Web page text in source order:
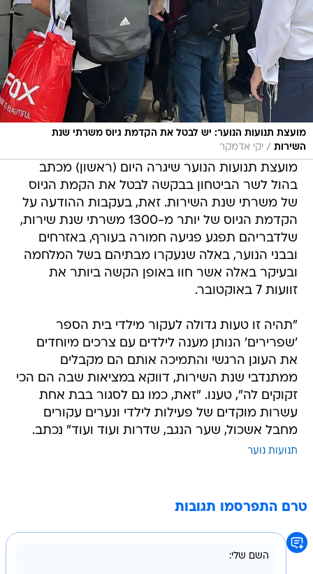
מועצת תנועות הנוער: יש לבטל את הקדמת גיוס משרתי שנת
השירות / יקי אדמקר
מועצת תנועות הנוער שיגרה היום (ראשון) מכתב
בהול לשר הביטחון בבקשה לבטל את הקמת הגיוס
של משרתי שנת השירות. זאת, בעקבות ההודעה על
הקדמת הגיוס של יותר מ-1300 משרתי שנת שירות,
שלדבריהם תפגע פגיעה חמורה בעורף, באזרחים
ובבני הנוער, באלה שנעקרו מבתיהם בשל המלחמה
ובעיקר באלה אשר חוו באופן הקשה ביותר את
זוועות 7 באוקטובר.
"תהיה זו טעות גדולה לעקור מילדי בית הספר
'שפרירים' הנותן מענה לילדים עם צרכים מיוחדים
את העוגן הרגשי והתמיכה אותם הם מקבלים
ממתנדבי שנת השירות, דווקא במציאות שבה הם הכי
זקוקים לה", טענו. "זאת, כמו גם לסגור בבת אחת
עשרות מוקדים של פעילות לילדי ונערים עקורים
מחבל אשכול, שער הנגב, שדרות ועוד ועוד" נכתב.
תנועות נוער
טרם התפרסמו תגובות